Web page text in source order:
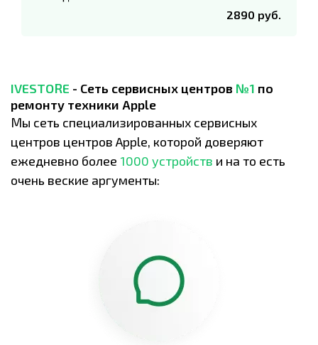
2890 руб.
IVESTORE - Сеть сервисных центров №1 по
ремонту техники Apple
Мы сеть специализированных сервисных
центров центров Apple, которой доверяют
ежедневно более 1000 устройств и на то есть
очень веские аргументы: